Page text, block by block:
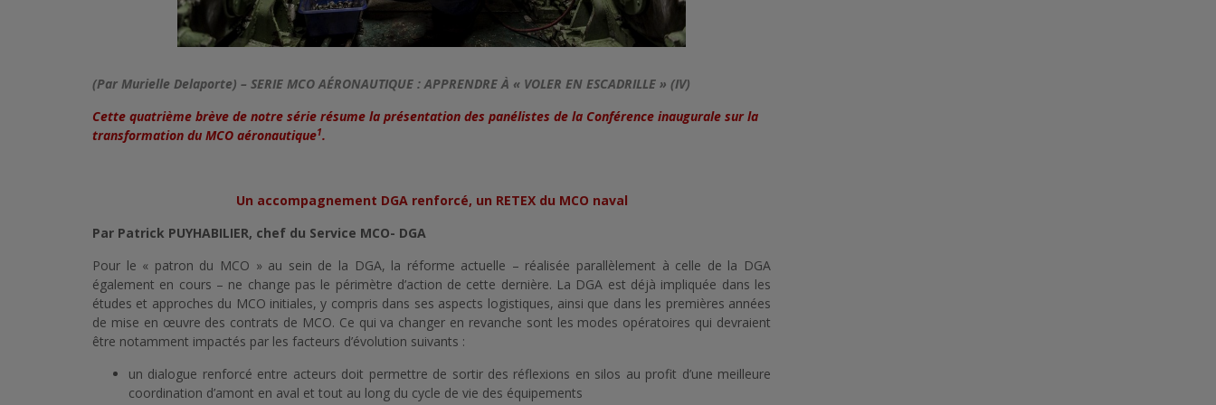
(Par Murielle Delaporte) – SERIE MCO AÉRONAUTIQUE : APPRENDRE À « VOLER EN ESCADRILLE » (IV)
Cette quatrième brève de notre série résume la présentation des panélistes de la Conférence inaugurale sur la
transformation du MCO aéronautique1.
Un accompagnement DGA renforcé, un RETEX du MCO naval
Par Patrick PUYHABILIER, chef du Service MCO- DGA
Pour le « patron du MCO » au sein de la DGA, la réforme actuelle – réalisée parallèlement à celle de la DGA
également en cours – ne change pas le périmètre d’action de cette dernière. La DGA est déjà impliquée dans les
études et approches du MCO initiales, y compris dans ses aspects logistiques, ainsi que dans les premières années
de mise en œuvre des contrats de MCO. Ce qui va changer en revanche sont les modes opératoires qui devraient
être notamment impactés par les facteurs d’évolution suivants :
un dialogue renforcé entre acteurs doit permettre de sortir des réflexions en silos au profit d’une meilleure
coordination d’amont en aval et tout au long du cycle de vie des équipements